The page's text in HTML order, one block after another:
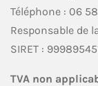
Téléphone : 06
Responsable de
SIRET :
TVA non